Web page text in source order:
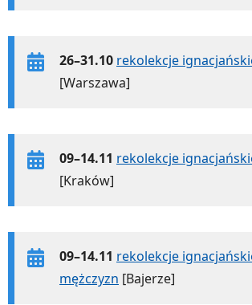
26–31.10 rekolekcje
[Warszawa]
09–14.11 rekolekcje
[Kraków]
09–14.11 rekolekcje
mężczyzn [Bajerze]